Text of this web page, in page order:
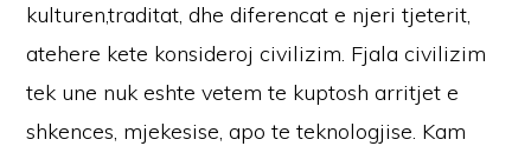
kulturen,traditat, dhe diferencat e njeri tjeterit,
atehere kete konsideroj civilizim. Fjala civilizim
tek une nuk eshte vetem te kuptosh arritjet e
shkences, mjekesise, apo te teknologjise. Kam